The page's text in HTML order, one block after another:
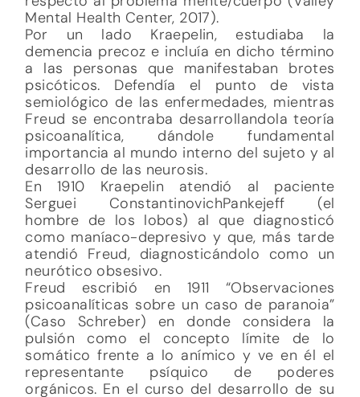
Mental Health Center, 2017).
Por un lado Kraepelin, estudiaba la
demencia precoz e incluía en dicho término
a las personas que manifestaban brotes
psicóticos. Defendía el punto de vista
semiológico de las enfermedades, mientras
Freud se encontraba desarrollandola teoría
psicoanalítica, dándole fundamental
importancia al mundo interno del sujeto y al
desarrollo de las neurosis.
En 1910 Kraepelin atendió al paciente
Serguei ConstantinovichPankejeff (el
hombre de los lobos) al que diagnosticó
como maníaco-depresivo y que, más tarde
atendió Freud, diagnosticándolo como un
neurótico obsesivo.
Freud escribió en 1911 “Observaciones
psicoanalíticas sobre un caso de paranoia”
(Caso Schreber) en donde considera la
pulsión como el concepto límite de lo
somático frente a lo anímico y ve en él el
representante psíquico de poderes
orgánicos. En el curso del desarrollo de su